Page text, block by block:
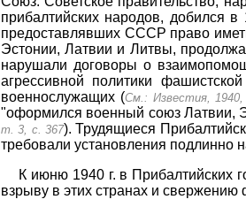
прибалтийских народов, добился
предоставлявших СССР право
Эстонии, Латвии и Литвы,
нарушали договоры о
агрессивной политики
военнослужащих (См.: Известия,
"оформился военный союз Латвии,
т. 3, с. 367). Трудящиеся
требовали установления подлинно
К июню 1940 г. в Прибалтийских
взрыву в этих странах и